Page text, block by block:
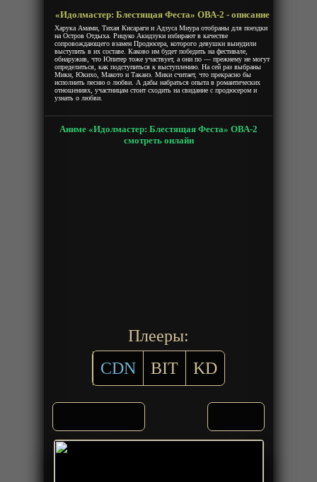
«Идолмастер: Блестящая Феста» ОВА-2 - описание
Харука Амами, Тихая Кисараги и Адзуса Миура отобраны для поездки
на Остров Отдыха. Рицуко Акидзуки избирают в качестве
сопровождающего взамен Продюсера, которого девушки вынудили
выступить в их составе. Каково им будет победить на фестивале,
обнаружив, что Юпитер тоже участвует, а они по — прежнему не могут
определиться, как подступиться к выступлению. На сей раз выбраны
Мики, Юкихо, Макото и Таканэ. Мики считает, что прекрасно бы
исполнить песню о любви. А дабы набраться опыта в романтических
отношениях, участницам стоит сходить на свидание с продюсером и
узнать о любви.
Аниме «Идолмастер: Блестящая Феста» ОВА-2
смотреть онлайн
Плееры:
CDN
BIT KD